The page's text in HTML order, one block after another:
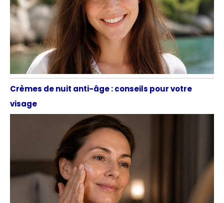
Crèmes de nuit anti-âge : conseils pour votre
visage